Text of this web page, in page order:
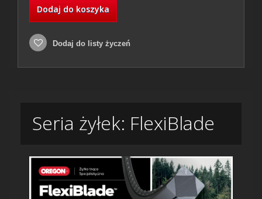
Dodaj do koszyka
Dodaj do listy życzeń
Seria żyłek: FlexiBlade